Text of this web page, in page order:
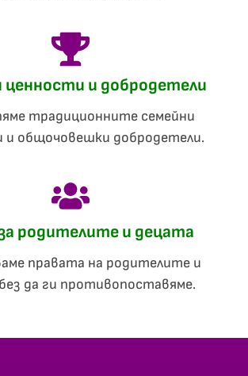
ценности и добродетели
традиционните семейни
и общочовешки добродетели.
родителите и децата
правата на родителите и
да ги противопоставяме.